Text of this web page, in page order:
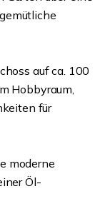
auf ca. 100
Hobbyraum,
für
moderne
Öl-